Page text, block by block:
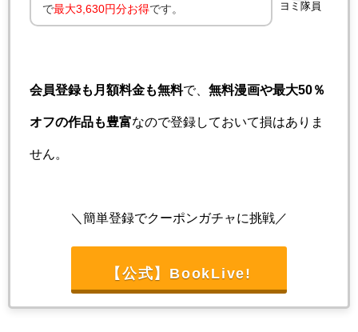
ヨミ隊員
で最大3,630円分お得です。
会員登録も月額料金も無料で、 無料漫画や最大50％
オフの作品も豊富なので登録しておいて損はありま
せん。
＼簡単登録でクーポンガチャに挑戦／
【公式】BookLive!